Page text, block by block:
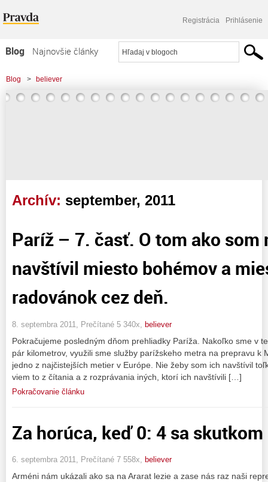
Registrácia Prihlásenie
Blog
Najnovšie články
Najčítanejšie články
Najkomentovanejšie články
Blog > believer
Archív: september, 2011
Paríž – 7. časť. O tom ako som
navštívil miesto bohémov a
radovánok cez deň.
8. septembra 2011, Prečítané 5 340x, believer
Pokračujeme posledným dňom prehliadky Paríža. Nakoľko sme v
pár kilometrov, využili sme služby parížskeho metra na prepravu k
jedno z najčistejších metier v Európe. Nie žeby som ich navštívil
viem to z čítania a z rozprávania iných, ktorí ich navštívili […]
Pokračovanie článku
Za horúca, keď 0: 4 sa
6. septembra 2011, Prečítané 7 558x, believer
Arméni nám ukázali ako sa na Ararat lezie a zase nás raz naši